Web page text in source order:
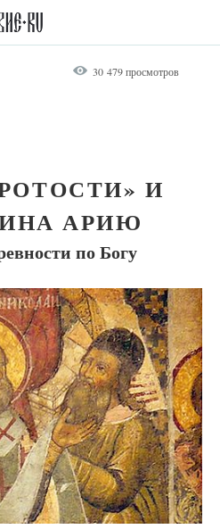
30 479 просмотров
И
АРИЮ
по Богу